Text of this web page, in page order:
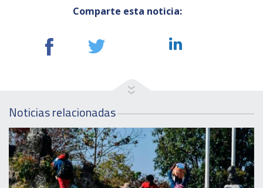
Comparte esta noticia:
Noticias relacionadas